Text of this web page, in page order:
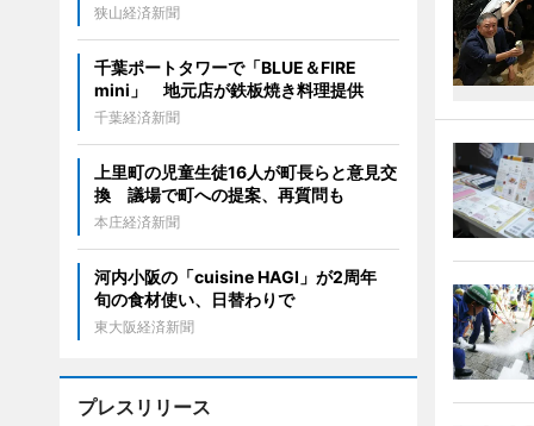
狭山経済新聞
千葉ポートタワーで「BLUE＆FIRE
mini」 地元店が鉄板焼き料理提供
千葉経済新聞
上里町の児童生徒16人が町長らと意見交
換 議場で町への提案、再質問も
本庄経済新聞
河内小阪の「cuisine HAGI」が2周年
旬の食材使い、日替わりで
東大阪経済新聞
プレスリリース